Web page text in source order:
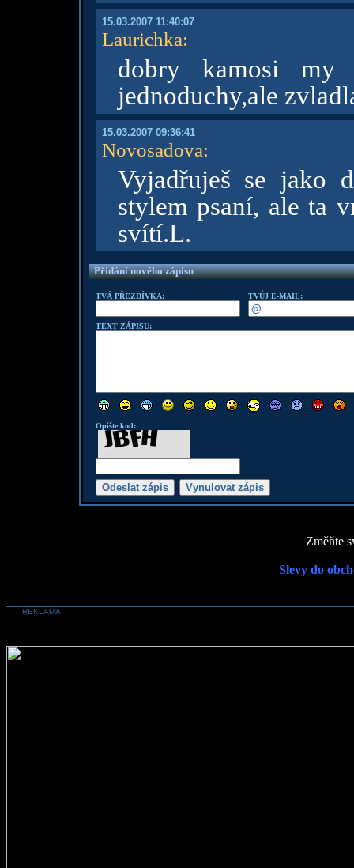
15.03.2007 11:40:07
Laurichka:
dobry kamosi my
jednoduchy,ale
15.03.2007 09:36:41
Novosadova:
Vyjadřuješ se jako
stylem psaní, ale ta
svítí.L.
Přidání nového zápisu
TVÁ PŘEZDÍVKA: TVŮJ E-MAIL:
TEXT ZÁPISU:
Opište kod:
Změňte
Slevy do
REKLAMA